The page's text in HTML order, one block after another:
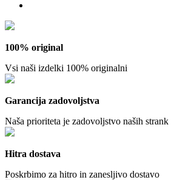
100% original
Vsi naši izdelki 100% originalni
Garancija zadovoljstva
Naša prioriteta je zadovoljstvo naših strank
Hitra dostava
Poskrbimo za hitro in zanesljivo dostavo